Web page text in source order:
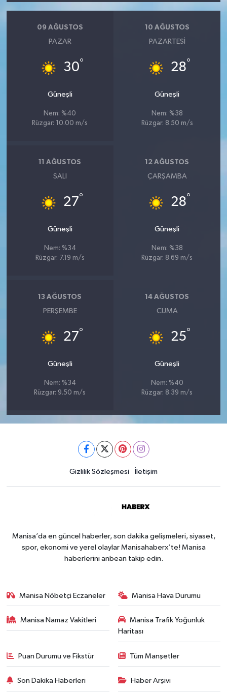
09 AĞUSTOS
PAZAR
30°
Güneşli
Nem: %40
Rüzgar: 10.00 m/s
10 AĞUSTOS
PAZARTESI
28°
Güneşli
Nem: %38
Rüzgar: 8.50 m/s
11 AĞUSTOS
SALI
27°
Güneşli
Nem: %34
Rüzgar: 7.19 m/s
12 AĞUSTOS
ÇARŞAMBA
28°
Güneşli
Nem: %38
Rüzgar: 8.69 m/s
13 AĞUSTOS
PERŞEMBE
27°
Güneşli
Nem: %34
Rüzgar: 9.50 m/s
14 AĞUSTOS
CUMA
25°
Güneşli
Nem: %40
Rüzgar: 8.39 m/s
Gizlilik Sözleşmesi İletişim
Manisa’da en güncel haberler, son dakika gelişmeleri, siyaset,
spor, ekonomi ve yerel olaylar Manisahaberx’te! Manisa
haberlerini anbean takip edin.
Manisa Nöbetçi Eczaneler Manisa Hava Durumu
Manisa Namaz Vakitleri
Manisa Trafik Yoğunluk
Haritası
Puan Durumu ve Fikstür Tüm Manşetler
Son Dakika Haberleri Haber Arşivi